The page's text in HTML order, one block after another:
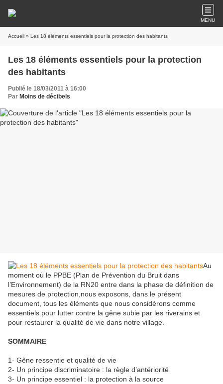
MENU
Accueil » Les 18 éléments essentiels pour la protection des habitants
Les 18 éléments essentiels pour la protection
des habitants
Publié le 18/03/2011 à 16:00
Par Moins de décibels
Au
moment où le PPBE (Plan de Prévention du Bruit dans
l’Environnement) de la RN20 entre dans la phase de définition de
mesures de protection,nous exposons, dans le présent
document, tous les éléments que nous considérons comme
essentiels pour lutter contre la gêne subie par les riverains et
pour restaurer la qualité de vie dans notre village.
SOMMAIRE
1- Gêne ressentie et qualité de vie
2- Un principe discriminatoire : la règle d’antériorité
3- Un principe essentiel : la protection à la source